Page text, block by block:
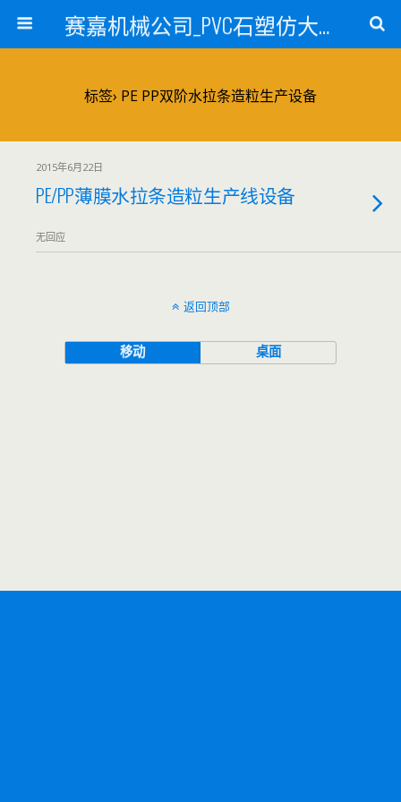
赛嘉机械公司_PVC石塑仿大理石线条生产线_PVC仿大理石板材生产设备_PVC门窗型材生产设备_PVC扣板设备_PVC/WPC发泡板材生产线_PVC波浪瓦生产设备_地毯覆膜TPR TPE设备_TPR鞋边条生产设备_PVC封边条卡条生产设备_PVC造料设备_PVC PE PP管材生产线_混合机
标签› PE PP双阶水拉条造粒生产设备
2015年6月22日
PE/PP薄膜水拉条造粒生产线设备
无回应
返回顶部
移动 桌面